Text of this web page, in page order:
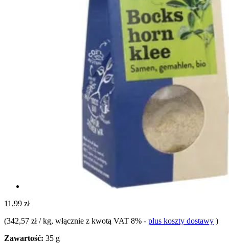
11,99 zł
(342,57 zł / kg, włącznie z kwotą VAT 8% - plus koszty dostawy )
Zawartość: 35 g